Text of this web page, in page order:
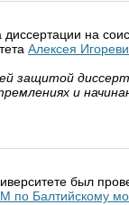
на
Алексея
защитой
и
был
по Балтийскому